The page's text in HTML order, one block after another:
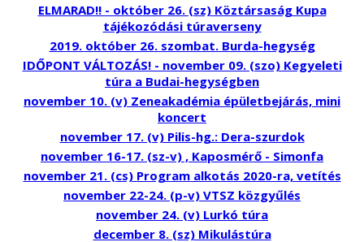
ELMARAD!! - október 26. (sz) Köztársaság Kupa
tájékozódási túraverseny
2019. október 26. szombat. Burda-hegység
IDŐPONT VÁLTOZÁS! - november 09. (szo) Kegyeleti
túra a Budai-hegységben
november 10. (v) Zeneakadémia épületbejárás, mini
koncert
november 17. (v) Pilis-hg.: Dera-szurdok
november 16-17. (sz-v) , Kaposmérő - Simonfa
november 21. (cs) Program alkotás 2020-ra, vetítés
november 22-24. (p-v) VTSZ közgyűlés
november 24. (v) Lurkó túra
december 8. (sz) Mikulástúra